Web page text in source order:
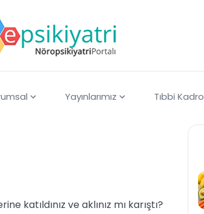
Yayınlarımız Tıbbi Kadro
katıldınız ve aklınız mı karıştı?